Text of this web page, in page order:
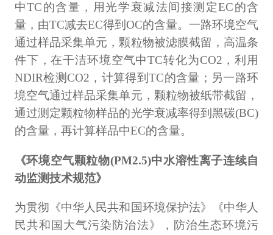
中TC的含量，用光学衰减法间接测定EC的含
量，由TC减去EC得到OC的含量。一路环境空气
通过样品采集单元，颗粒物被滤膜截留，高温条
件下，在干洁环境空气中TC转化为CO2，利用
NDIR检测CO2，计算得到TC的含量；另一路环
境空气通过样品采集单元，颗粒物被纸带截留，
通过测定颗粒物样品的光学衰减率得到黑碳(BC)
的含量，再计算样品中EC的含量。
《环境空气颗粒物(PM2.5)中水溶性离子连续自
动监测技术规范》
为贯彻《中华人民共和国环境保护法》《中华人
民共和国大气污染防治法》，防治生态环境污